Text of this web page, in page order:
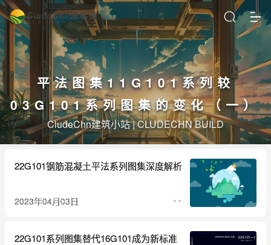
平法图集11G101系列较
03G101系列图集的变化（一）
CludeChn建筑小站 | CLUDECHN BUILD
22G101钢筋混凝土平法系列图集深度解析
2023年04月03日
22G101系列图集替代16G101成为新标准